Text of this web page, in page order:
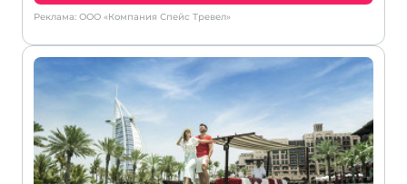
Реклама: ООО «Компания Спейс Тревел»